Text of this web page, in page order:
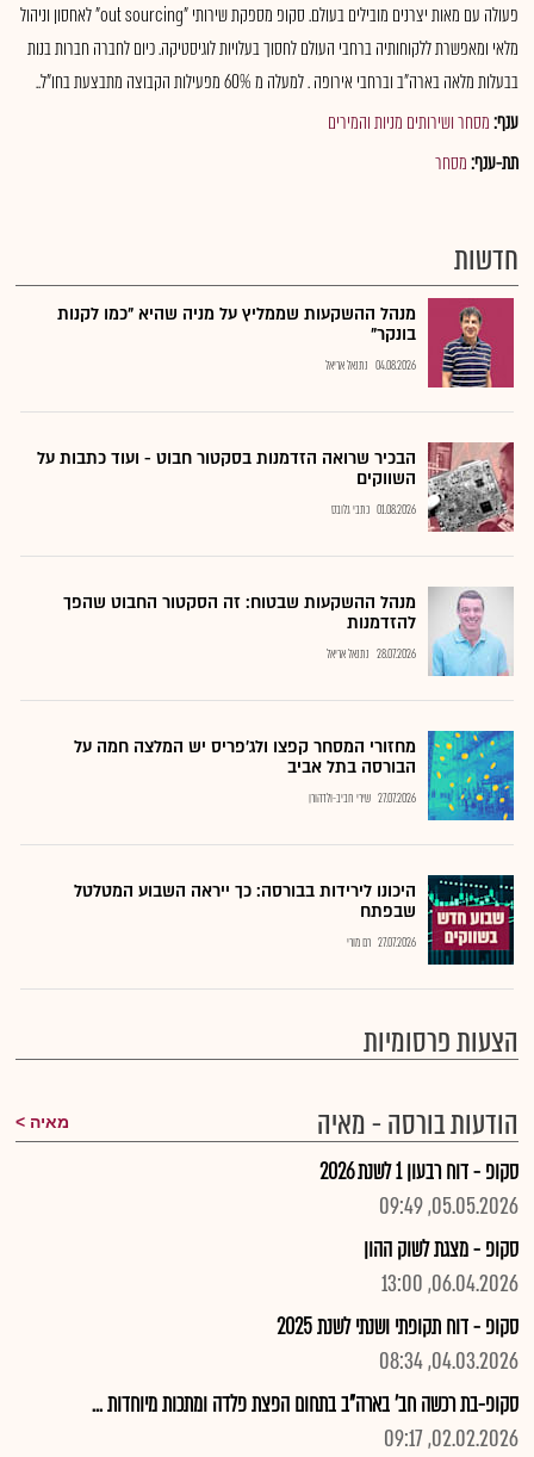
פעולה עם מאות יצרנים מובילים בעולם. סקופ מספקת שירותי "out sourcing" לאחסון וניהול
מלאי ומאפשרת ללקוחותיה ברחבי העולם לחסוך בעלויות לוגיסטיקה. כיום לחברה חברות בנות
בבעלות מלאה בארה"ב וברחבי אירופה . למעלה מ 60% מפעילות הקבוצה מתבצעת בחו"ל..
ענף:מסחר ושירותים מניות והמירים
תת-ענף:מסחר
חדשות
מנהל ההשקעות שממליץ על מניה שהיא "כמו לקנות
בונקר"
04.08.2026 נתנאל אריאל
הבכיר שרואה הזדמנות בסקטור חבוט - ועוד כתבות על
השווקים
01.08.2026 כתבי גלובס
מנהל ההשקעות שבטוח: זה הסקטור החבוט שהפך
להזדמנות
28.07.2026 נתנאל אריאל
מחזורי המסחר קפצו ולג'פריס יש המלצה חמה על
הבורסה בתל אביב
27.07.2026 שירי חביב-ולדהורן
היכונו לירידות בבורסה: כך ייראה השבוע המטלטל
שבפתח
27.07.2026 רם מורי
הצעות פרסומיות
הודעות בורסה - מאיה
מאיה
סקופ - דוח רבעון 1 לשנת 2026
05.05.2026, 09:49
סקופ - מצגת לשוק ההון
06.04.2026, 13:00
סקופ - דוח תקופתי ושנתי לשנת 2025
04.03.2026, 08:34
סקופ-בת רכשה חב' בארה"ב בתחום הפצת פלדה ומתכות מיוחדות ...
02.02.2026, 09:17